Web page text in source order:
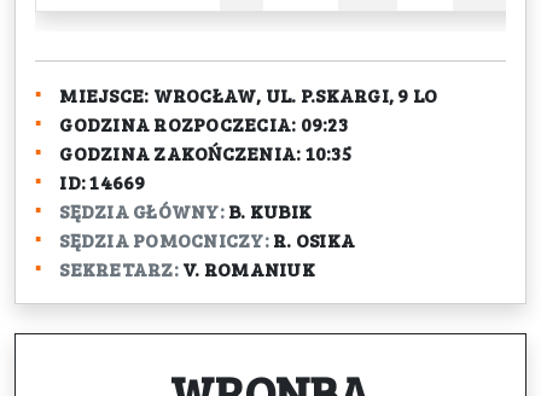
MIEJSCE: WROCŁAW, UL. P.SKARGI, 9 LO
GODZINA ROZPOCZECIA: 09:23
GODZINA ZAKOŃCZENIA:10:35
ID:14669
SĘDZIA GŁÓWNY: B. KUBIK
SĘDZIA POMOCNICZY: R. OSIKA
SEKRETARZ: V. ROMANIUK